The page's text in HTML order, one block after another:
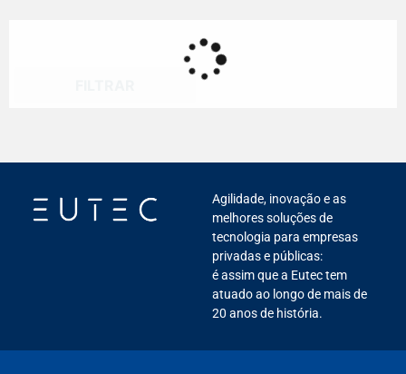
Agilidade, inovação e as
melhores soluções de
tecnologia para empresas
privadas e públicas:
é assim que a Eutec tem
atuado ao longo de mais de
20 anos de história.